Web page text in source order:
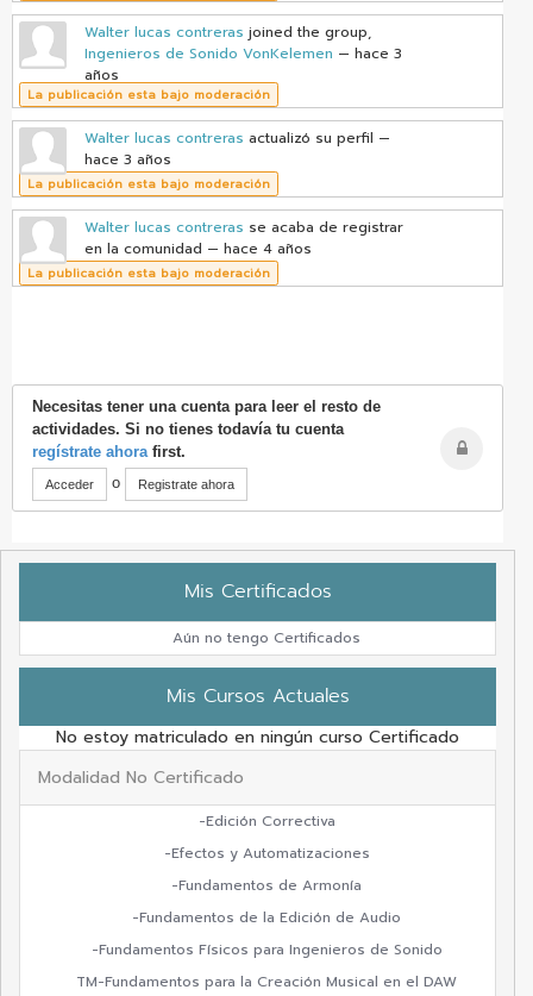
Walter lucas contreras joined the group,
Ingenieros de Sonido VonKelemen — hace 3
años
La publicación esta bajo moderación
Walter lucas contreras actualizó su perfil —
hace 3 años
La publicación esta bajo moderación
Walter lucas contreras se acaba de registrar
en la comunidad — hace 4 años
La publicación esta bajo moderación
Necesitas tener una cuenta para leer el resto de
actividades. Si no tienes todavía tu cuenta
regístrate ahorafirst.
Acceder o Registrate ahora
Mis Certificados
Aún no tengo Certificados
Mis Cursos Actuales
No estoy matriculado en ningún curso Certificado
Modalidad No Certificado
-Edición Correctiva
-Efectos y Automatizaciones
-Fundamentos de Armonía
-Fundamentos de la Edición de Audio
-Fundamentos Físicos para Ingenieros de Sonido
TM-Fundamentos para la Creación Musical en el DAW